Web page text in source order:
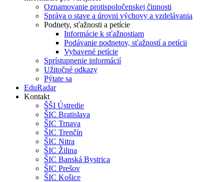
Oznamovanie protispoločenskej činnosti
Správa o stave a úrovni výchovy a vzdelávania
Podnety, sťažnosti a petície
Informácie k sťažnostiam
Podávanie podnetov, sťažností a petícii
Vybavené petície
Sprístupnenie informácií
Užitočné odkazy
Pýtate sa
EduRadar
Kontakt
ŠŠI Ústredie
ŠIC Bratislava
ŠIC Trnava
ŠIC Trenčín
ŠIC Nitra
ŠIC Žilina
ŠIC Banská Bystrica
ŠIC Prešov
ŠIC Košice